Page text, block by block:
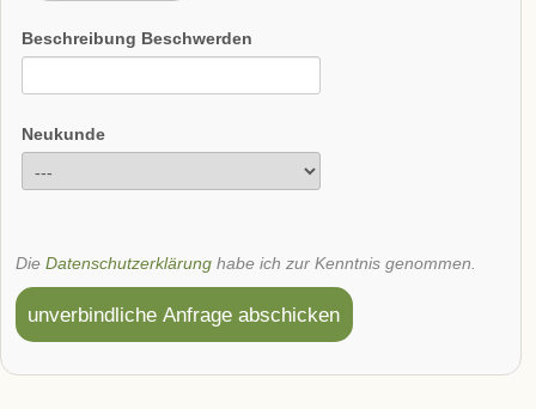
Beschreibung Beschwerden
Neukunde
Die Datenschutzerklärung habe ich zur Kenntnis genommen.
unverbindliche Anfrage abschicken